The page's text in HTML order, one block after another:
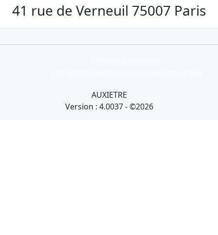
41 rue de Verneuil 75007 Paris
AUXIETRE
Version : 4.0037 - ©2026